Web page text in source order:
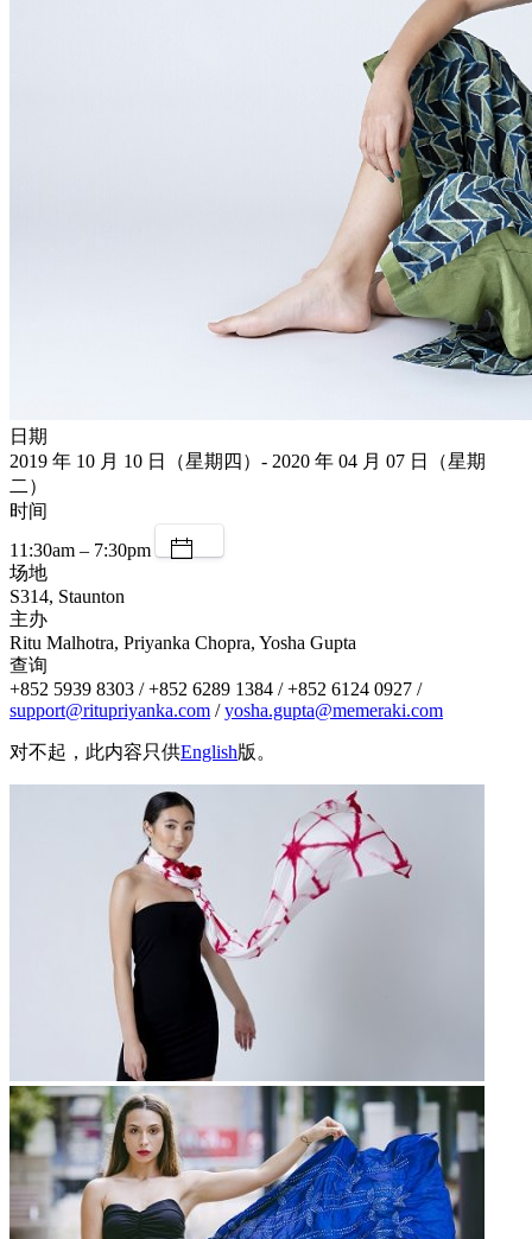
日期
2019 年 10 月 10 日（星期四）- 2020 年 04 月 07 日（星期
二）
时间
11:30am – 7:30pm
场地
S314, Staunton
主办
Ritu Malhotra, Priyanka Chopra, Yosha Gupta
查询
+852 5939 8303 / +852 6289 1384 / +852 6124 0927 /
support@ritupriyanka.com /yosha.gupta@memeraki.com
对不起，此内容只供English版。